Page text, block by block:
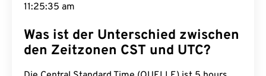
11:25:36 am
Was ist der Unterschied zwischen
den Zeitzonen CST und UTC?